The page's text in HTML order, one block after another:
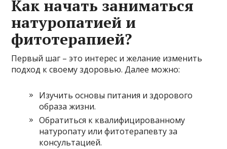
Как начать заниматься
натуропатией и
фитотерапией?
Первый шаг – это интерес и желание изменить
подход к своему здоровью. Далее можно:
Изучить основы питания и здорового
образа жизни.
Обратиться к квалифицированному
натуропату или фитотерапевту за
консультацией.